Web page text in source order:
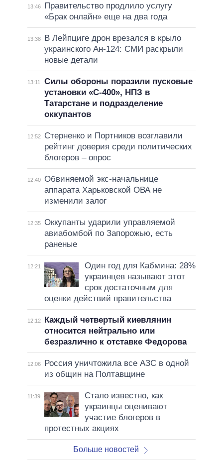
13:46
Правительство продлило услугу
«Брак онлайн» еще на два года
13:38
В Лейпциге дрон врезался в крыло
украинского Ан-124: СМИ раскрыли
новые детали
13:11
Силы обороны поразили пусковые
установки «С-400», НПЗ в
Татарстане и подразделение
оккупантов
12:52
Стерненко и Портников возглавили
рейтинг доверия среди политических
блогеров – опрос
12:40 Обвиняемой экс-начальнице
аппарата Харьковской ОВА не
изменили залог
12:35 Оккупанты ударили управляемой
авиабомбой по Запорожью, есть
раненые
12:21
Один год для Кабмина: 28%
украинцев называют этот
срок достаточным для
оценки действий правительства
12:12
Каждый четвертый киевлянин
относится нейтрально или
безразлично к отставке Федорова
12:06
Россия уничтожила все АЗС в одной
из общин на Полтавщине
11:39
Стало известно, как
украинцы оценивают
участие блогеров в
протестных акциях
Больше новостей